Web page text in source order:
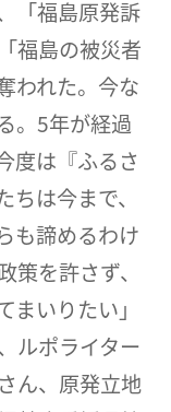
「福島原発訴
福島の被災者
われた。今な
。5年が経過
度は『ふるさ
は今まで、
も諦めるわけ
を許さず、
いりたい」
ルポライター
ん、原発立地